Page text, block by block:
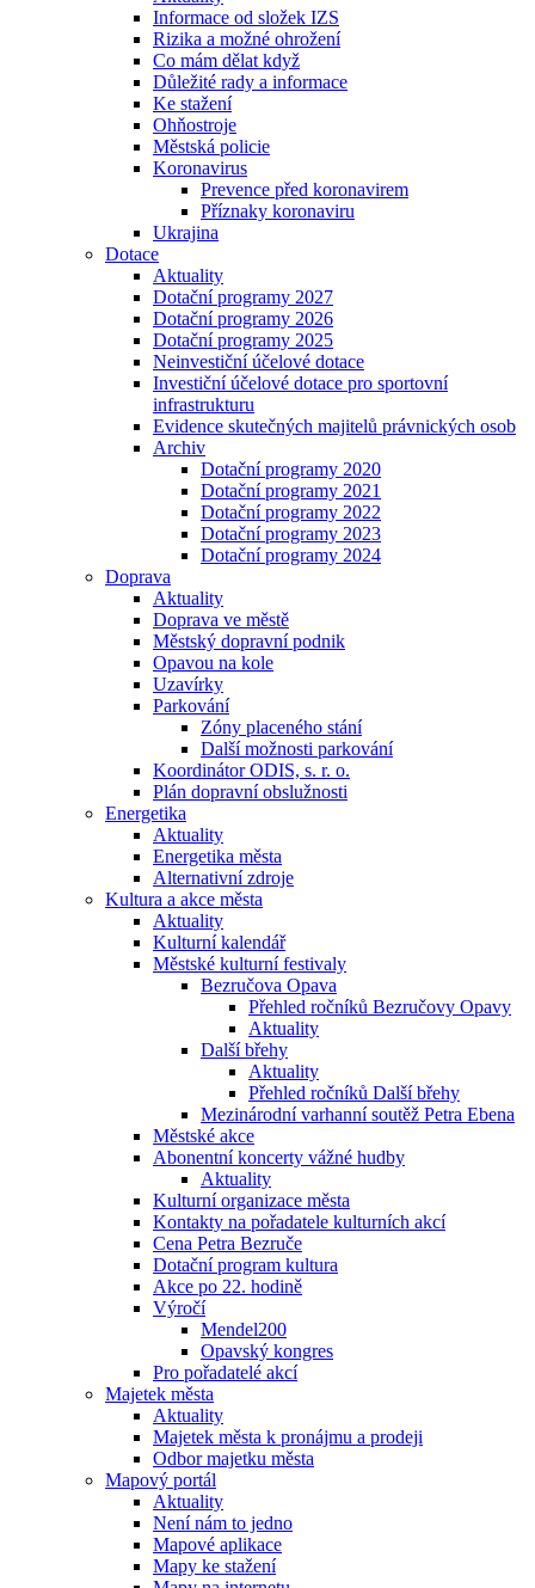
Informace od složek IZS
Rizika a možné ohrožení
Co mám dělat když
Důležité rady a informace
Ke stažení
Ohňostroje
Městská policie
Koronavirus
Prevence před koronavirem
Příznaky koronaviru
Ukrajina
Dotace
Aktuality
Dotační programy 2027
Dotační programy 2026
Dotační programy 2025
Neinvestiční účelové dotace
Investiční účelové dotace pro sportovní
infrastrukturu
Evidence skutečných majitelů právnických osob
Archiv
Dotační programy 2020
Dotační programy 2021
Dotační programy 2022
Dotační programy 2023
Dotační programy 2024
Doprava
Aktuality
Doprava ve městě
Městský dopravní podnik
Opavou na kole
Uzavírky
Parkování
Zóny placeného stání
Další možnosti parkování
Koordinátor ODIS, s. r. o.
Plán dopravní obslužnosti
Energetika
Aktuality
Energetika města
Alternativní zdroje
Kultura a akce města
Aktuality
Kulturní kalendář
Městské kulturní festivaly
Bezručova Opava
Přehled ročníků Bezručovy Opavy
Aktuality
Další břehy
Aktuality
Přehled ročníků Další břehy
Mezinárodní varhanní soutěž Petra Ebena
Městské akce
Abonentní koncerty vážné hudby
Aktuality
Kulturní organizace města
Kontakty na pořadatele kulturních akcí
Cena Petra Bezruče
Dotační program kultura
Akce po 22. hodině
Výročí
Mendel200
Opavský kongres
Pro pořadatelé akcí
Majetek města
Aktuality
Majetek města k pronájmu a prodeji
Odbor majetku města
Mapový portál
Aktuality
Není nám to jedno
Mapové aplikace
Mapy ke stažení